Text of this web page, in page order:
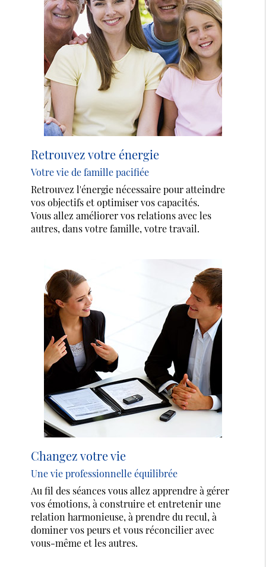
Retrouvez votre énergie
Votre vie de famille pacifiée
Retrouvez l'énergie nécessaire pour atteindre
vos objectifs et optimiser vos capacités.
Vous allez améliorer vos relations avec les
autres, dans votre famille, votre travail.
Changez votre vie
Une vie professionnelle équilibrée
Au fil des séances vous allez apprendre à gérer
vos émotions, à construire et entretenir une
relation harmonieuse, à prendre du recul, à
dominer vos peurs et vous réconcilier avec
vous-même et les autres.